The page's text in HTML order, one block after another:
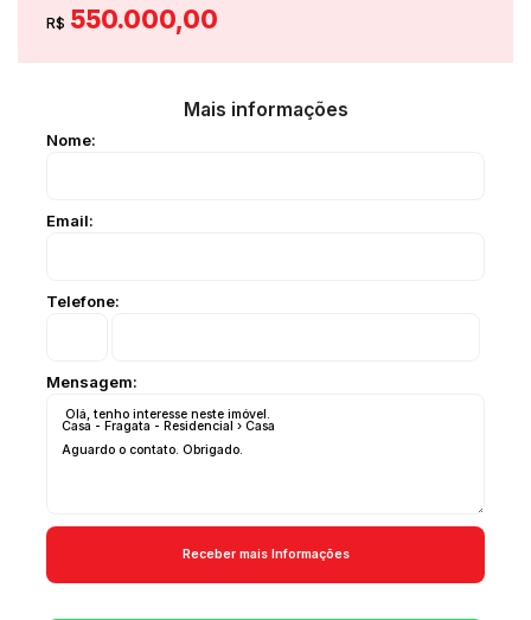
R$ 550.000,00
Mais informações
Nome:
Email:
Telefone:
Mensagem: